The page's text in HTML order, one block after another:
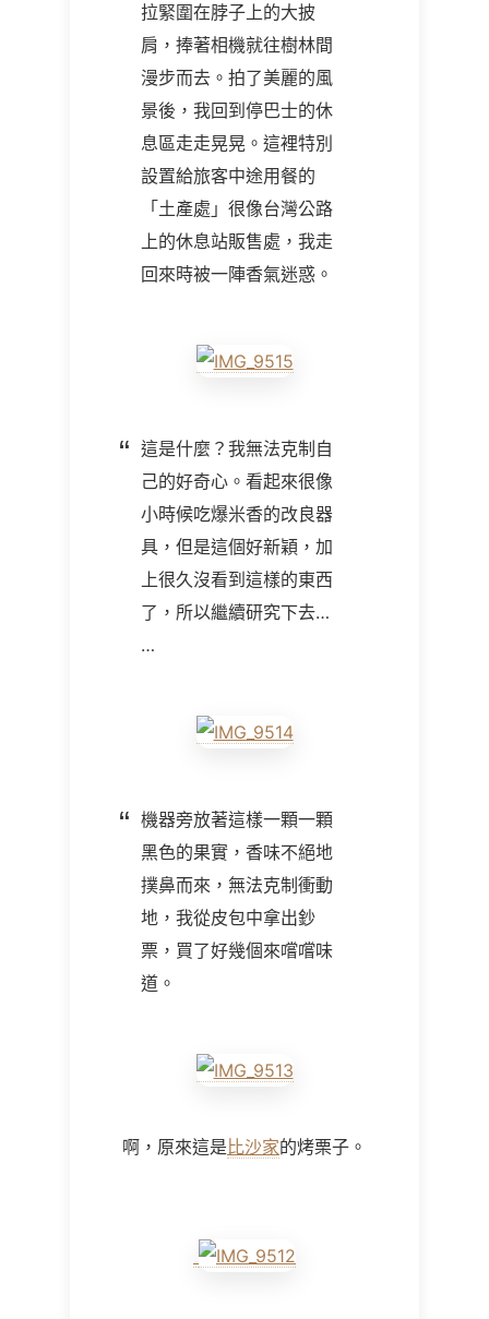
拉緊圍在脖子上的大披
肩，捧著相機就往樹林間
漫步而去。拍了美麗的風
景後，我回到停巴士的休
息區走走晃晃。這裡特別
設置給旅客中途用餐的
「土產處」很像台灣公路
上的休息站販售處，我走
回來時被一陣香氣迷惑。
這是什麼？我無法克制自
己的好奇心。看起來很像
小時候吃爆米香的改良器
具，但是這個好新穎，加
上很久沒看到這樣的東西
了，所以繼續研究下去…
…
機器旁放著這樣一顆一顆
黑色的果實，香味不絕地
撲鼻而來，無法克制衝動
地，我從皮包中拿出鈔
票，買了好幾個來嚐嚐味
道。
啊，原來這是比沙家的烤栗子。